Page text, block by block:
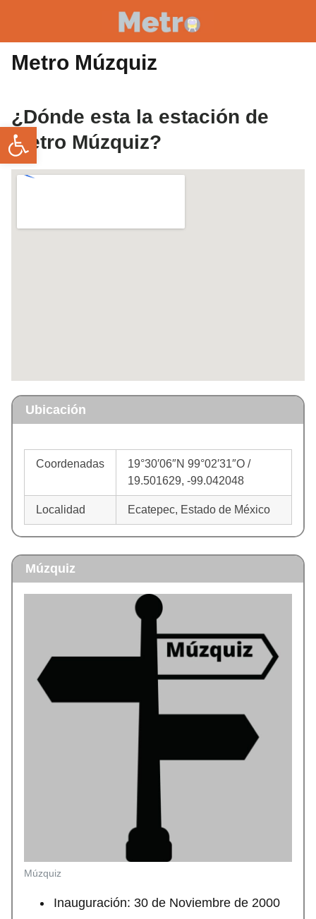
Metro Múzquiz
¿Dónde esta la estación de
metro Múzquiz?
Ubicación
Coordenadas
19°30′06″N 99°02′31″O /
19.501629, -99.042048
Localidad Ecatepec, Estado de México
Múzquiz
Múzquiz
Inauguración: 30 de Noviembre de 2000
Abrir barra de herramientas